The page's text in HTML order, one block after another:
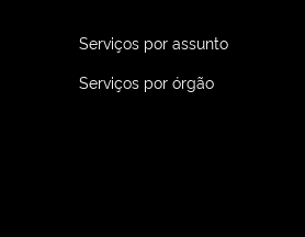
Serviços por assunto
Serviços por órgão